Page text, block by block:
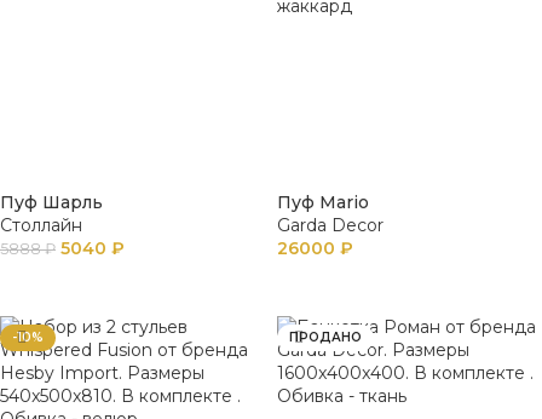
Пуф Шарль
Столлайн
5888₽ 5040 ₽
Пуф Mario
Garda Decor
26000 ₽
-10% ПРОДАНО